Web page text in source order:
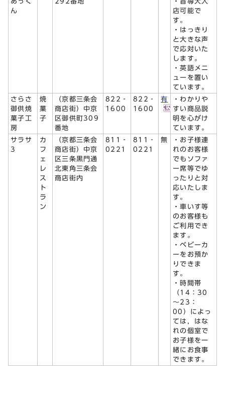
ん
店可能で
す。
・はっきり
と大きな声
で応対いた
します。
・英語メニ
ューを置い
ています。
さらさ
御供焼
菓子工
房
焼
菓
子
（京都三条会
商店街）中京
区御供町309
番地
822‐
1600
822‐
1600
有
・わかりや
すい商品説
明を心がけ
ています。
サラサ
3
カ
フ
ェ
レ
ス
ト
ラ
ン
（京都三条会
商店街）中京
区三条黒門通
北東角三条会
商店街内
811‐
0221
811‐
0221
無
・お子様連
れのお客様
でもソファ
ー席等でゆ
ったりと対
応いたしま
す。
・車いす等
のお客様も
ご利用でき
ます。
・ベビーカ
ーをお預か
りできま
す。
・時間帯
（14：30
～23：
00）によっ
ては，はな
れの個室で
お子様を一
緒にお食事
できます。